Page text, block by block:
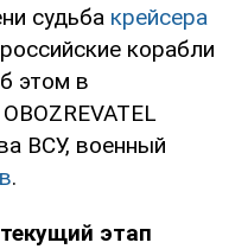
судьба крейсера
корабли
этом в
ВСУ, военный
.
этап